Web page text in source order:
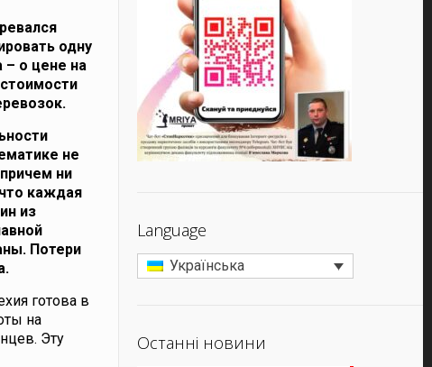
одну
– о цене на
не
ни
каждая
из
Потери
готова в
на
Эту
Language
Українська
Останні новини